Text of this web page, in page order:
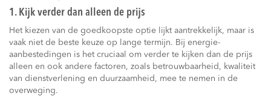
1. Kijk verder dan alleen de prijs
Het kiezen van de goedkoopste optie lijkt aantrekkelijk, maar is
vaak niet de beste keuze op lange termijn. Bij energie-
aanbestedingen is het cruciaal om verder te kijken dan de prijs
alleen en ook andere factoren, zoals betrouwbaarheid, kwaliteit
van dienstverlening en duurzaamheid, mee te nemen in de
overweging.